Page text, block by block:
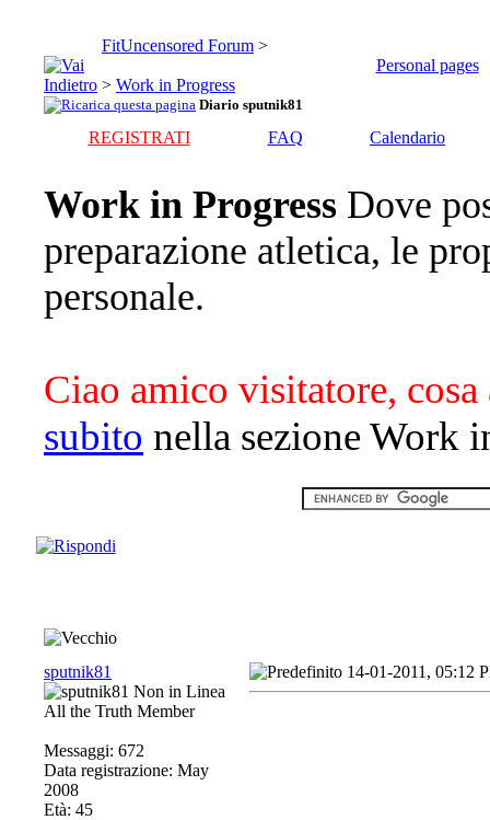
FitUncensored Forum >
Personal pages
> Work in Progress
Diario sputnik81
REGISTRATI FAQ Calendario
Work in Progress Dove
preparazione atletica, le
personale.
Ciao amico visitatore, cosa
subito nella sezione Work
sputnik81
All the Truth Member
Messaggi: 672
Data registrazione: May
2008
Età: 45
14-01-2011, 05:12